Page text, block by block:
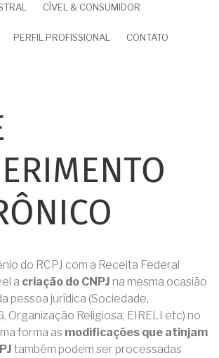
CÍVEL & CONSUMIDOR
PERFIL PROFISSIONAL CONTATO
do RCPJ com a Receita Federal
a criação do CNPJ na mesma ocasião
pessoa jurídica (Sociedade,
Organização Religiosa, EIRELI etc) no
forma as modificações que atinjam
também podem ser processadas